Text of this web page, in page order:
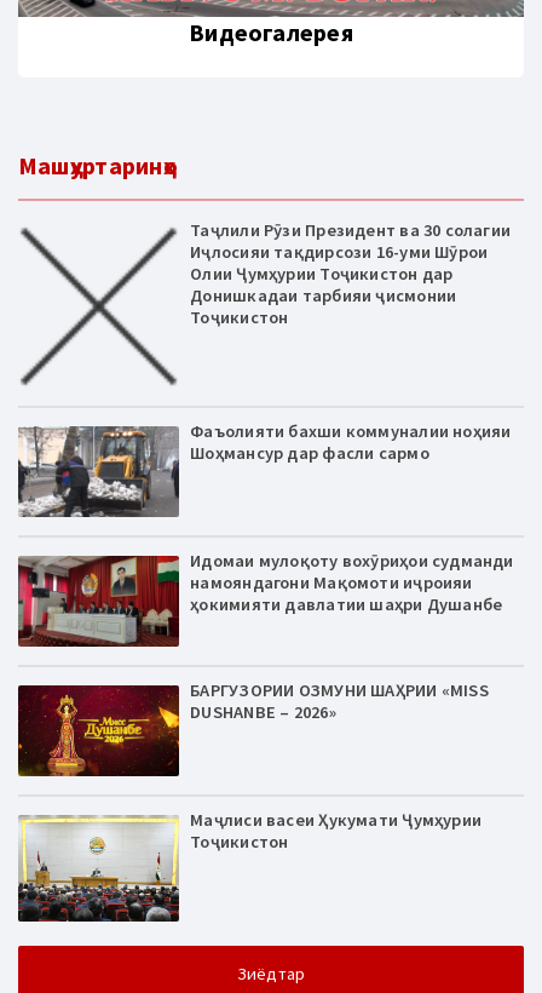
Видеогалерея
Машҳуртаринҳо
Таҷлили Рӯзи Президент ва 30 солагии
Иҷлосияи тақдирсози 16-уми Шӯрои
Олии Ҷумҳурии Тоҷикистон дар
Донишкадаи тарбияи ҷисмонии
Тоҷикистон
Фаъолияти бахши коммуналии ноҳияи
Шоҳмансур дар фасли сармо
Идомаи мулоқоту вохӯриҳои судманди
намояндагони Мақомоти иҷроияи
ҳокимияти давлатии шаҳри Душанбе
БАРГУЗОРИИ ОЗМУНИ ШАҲРИИ «MISS
DUSHANBE – 2026»
Маҷлиси васеи Ҳукумати Ҷумҳурии
Тоҷикистон
Зиёдтар